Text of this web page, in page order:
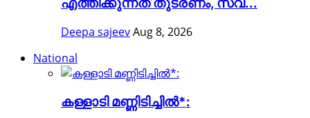
എത്തിക്കുന്നത് തുടരണം, സവ...
Deepa sajeevAug 8, 2026
National
കള്ളാടി മണ്ണിടിച്ചിൽ*: